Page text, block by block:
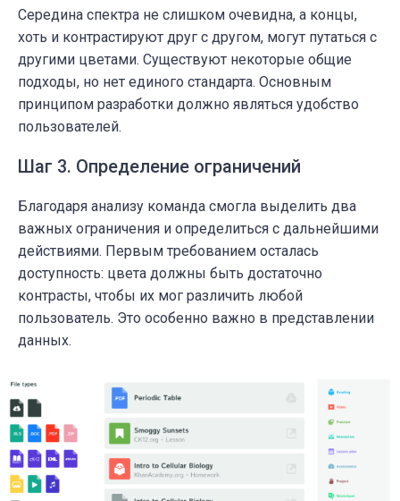
Середина спектра не слишком очевидна, а концы,
хоть и контрастируют друг с другом, могут путаться с
другими цветами. Существуют некоторые общие
подходы, но нет единого стандарта. Основным
принципом разработки должно являться удобство
пользователей.
Шаг 3. Определение ограничений
Благодаря анализу команда смогла выделить два
важных ограничения и определиться с дальнейшими
действиями. Первым требованием осталась
доступность: цвета должны быть достаточно
контрасты, чтобы их мог различить любой
пользователь. Это особенно важно в представлении
данных.